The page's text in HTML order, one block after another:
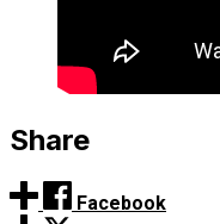
Share
Facebook